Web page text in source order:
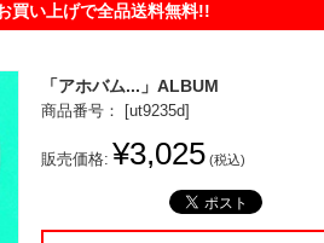
買い上げで全品送料無料!!
「アホバム...」ALBUM
商品番号： [ut9235d]
販売価格: ¥3,025 (税込)